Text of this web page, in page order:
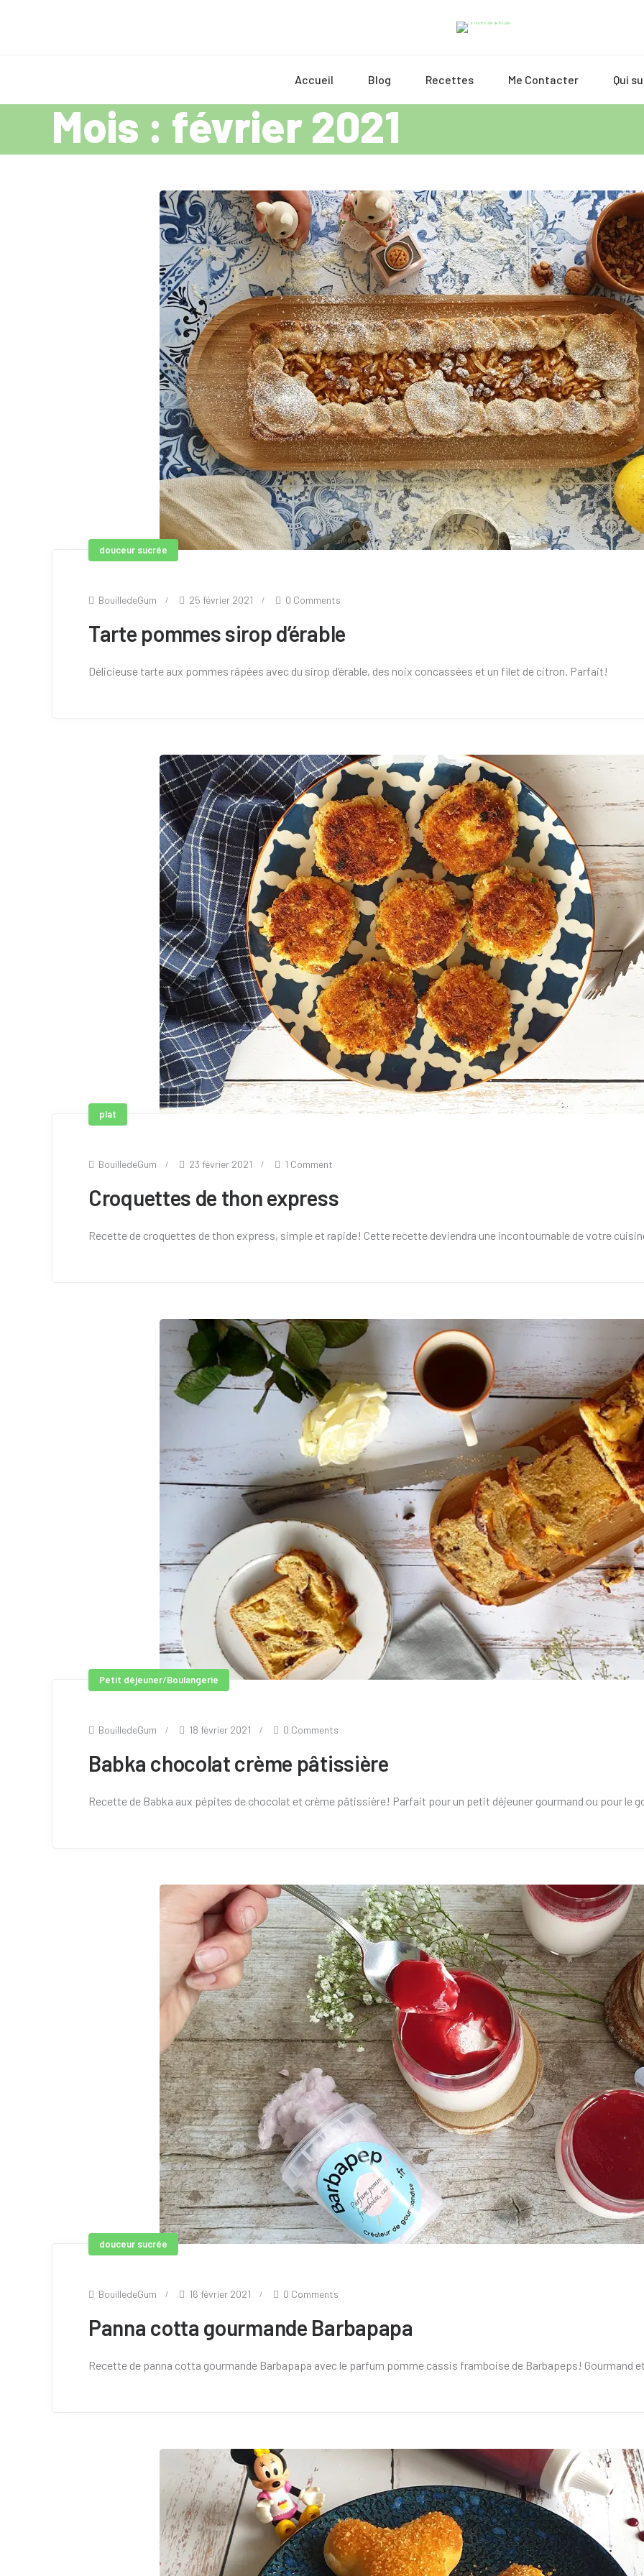
Accueil Blog Recettes Me Contacter Qui
Mois : février 2021
douceur sucrée
BouilledeGum 25 février 2021 0 Comments
Tarte pommes sirop d’érable
Délicieuse tarte aux pommes râpées avec du sirop d’érable, des noix concassées et un filet de citron. Parfait!
plat
BouilledeGum 23 février 2021 1 Comment
Croquettes de thon express
Recette de croquettes de thon express, simple et rapide! Cette recette deviendra une incontournable de votre
Petit déjeuner/Boulangerie
BouilledeGum 18 février 2021 0 Comments
Babka chocolat crème pâtissière
Recette de Babka aux pépites de chocolat et crème pâtissière! Parfait pour un petit déjeuner gourmand ou pour le
douceur sucrée
BouilledeGum 16 février 2021 0 Comments
Panna cotta gourmande Barbapapa
Recette de panna cotta gourmande Barbapapa avec le parfum pomme cassis framboise de Barbapeps! Gourmand